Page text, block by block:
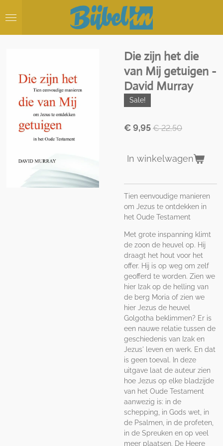
direct
Die zijn het die
van Mij getuigen -
David Murray
Sale!
€ 9,95 € 22,50
In winkelwagen
Tien eenvoudige manieren
om Jezus te ontdekken in
het Oude Testament
Met grote inspanning klimt
de zoon de heuvel op. Hij
draagt het hout voor het
offer. Hij is op weg om zelf
geofferd te worden. Zien we
hier Izak op de helling van
de berg Moria of zien we
hier Jezus de heuvel
Golgotha beklimmen? Er is
een nauwe relatie tussen de
geschiedenis van Izak en
Jezus' leven en werk. En dat
is geen toeval. In deze
uitgave laat de auteur zien
hoe Jezus op elke bladzijde
van het Oude Testament
aanwezig is: in de
schepping, in Gods wet, in
de Psalmen, in de profeten,
in de Spreuken en op veel
meer plaatsen. De Heere